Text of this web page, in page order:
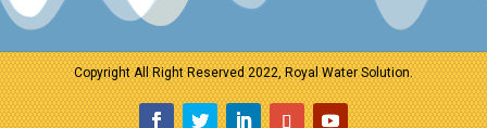
Copyright All Right Reserved 2022, Royal Water Solution.